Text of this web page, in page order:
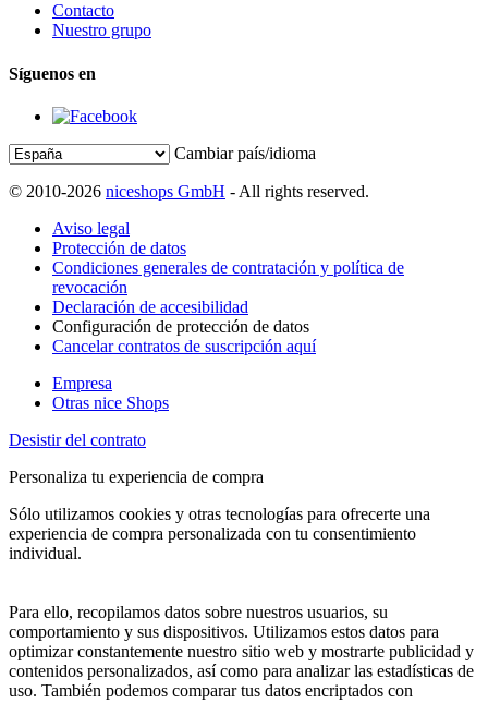
Contacto
Nuestro grupo
Síguenos en
Cambiar país/idioma
© 2010-2026 niceshops GmbH - All rights reserved.
Aviso legal
Protección de datos
Condiciones generales de contratación y política de
revocación
Declaración de accesibilidad
Configuración de protección de datos
Cancelar contratos de suscripción aquí
Empresa
Otras nice Shops
Desistir del contrato
Personaliza tu experiencia de compra
Sólo utilizamos cookies y otras tecnologías para ofrecerte una
experiencia de compra personalizada con tu consentimiento
individual.
Para ello, recopilamos datos sobre nuestros usuarios, su
comportamiento y sus dispositivos. Utilizamos estos datos para
optimizar constantemente nuestro sitio web y mostrarte publicidad y
contenidos personalizados, así como para analizar las estadísticas de
uso. También podemos comparar tus datos encriptados con